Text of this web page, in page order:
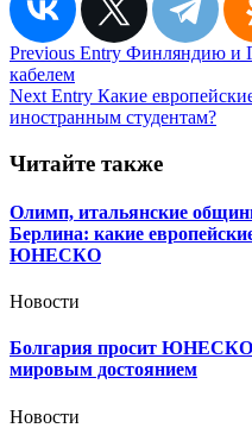
Навигация
по
записям
Previous Entry Финляндию и
кабелем
Next Entry Какие
иностранным студентам?
Читайте также
Олимп, итальянские
Берлина: какие
ЮНЕСКО
Новости
Болгария просит ЮНЕСКО
мировым достоянием
Новости